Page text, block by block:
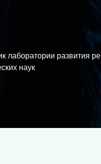
лаборатории развития
наук